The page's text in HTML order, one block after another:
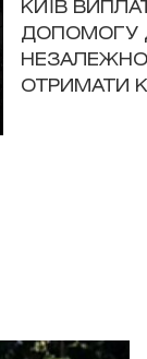
КИЇВ
ДОПОМОГУ
ОТРИМАТИ